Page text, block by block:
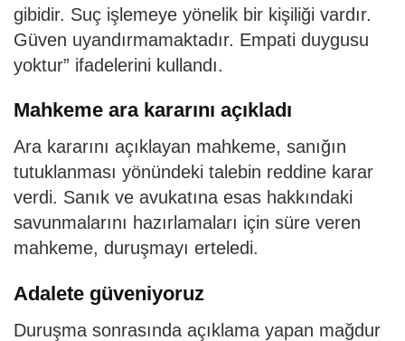
gibidir. Suç işlemeye yönelik bir kişiliği vardır.
Güven uyandırmamaktadır. Empati duygusu
yoktur” ifadelerini kullandı.
Mahkeme ara kararını açıkladı
Ara kararını açıklayan mahkeme, sanığın
tutuklanması yönündeki talebin reddine karar
verdi. Sanık ve avukatına esas hakkındaki
savunmalarını hazırlamaları için süre veren
mahkeme, duruşmayı erteledi.
Adalete güveniyoruz
Duruşma sonrasında açıklama yapan mağdur